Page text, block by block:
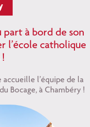
part à bord de son
l’école catholique
!
accueille l’équipe de la
Bocage, à Chambéry !